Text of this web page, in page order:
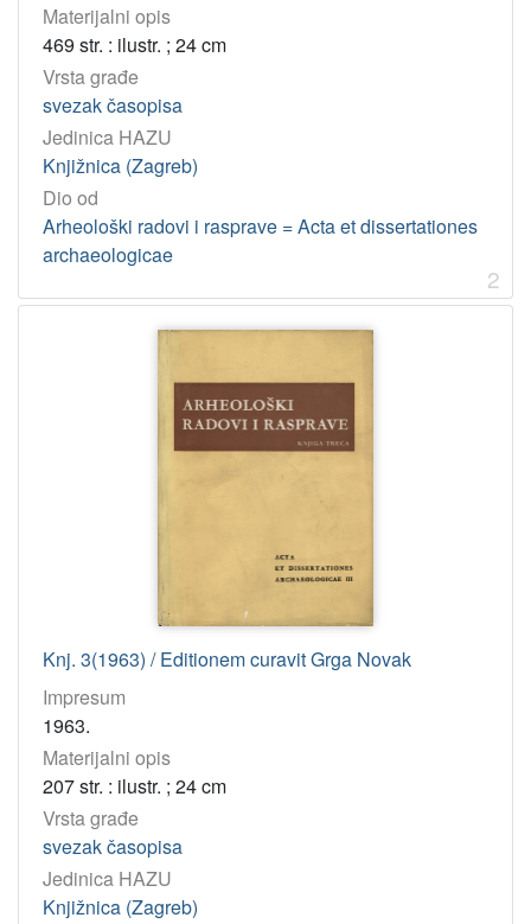
Materijalni opis
469 str. : ilustr. ; 24 cm
Vrsta građe
svezak časopisa
Jedinica HAZU
Knjižnica (Zagreb)
Dio od
Arheološki radovi i rasprave = Acta et dissertationes
archaeologicae
2
Knj. 3(1963) / Editionem curavit Grga Novak
Impresum
1963.
Materijalni opis
207 str. : ilustr. ; 24 cm
Vrsta građe
svezak časopisa
Jedinica HAZU
Knjižnica (Zagreb)